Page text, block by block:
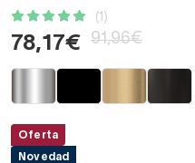
(1)
78,17€ 91,96€
Oferta
Novedad